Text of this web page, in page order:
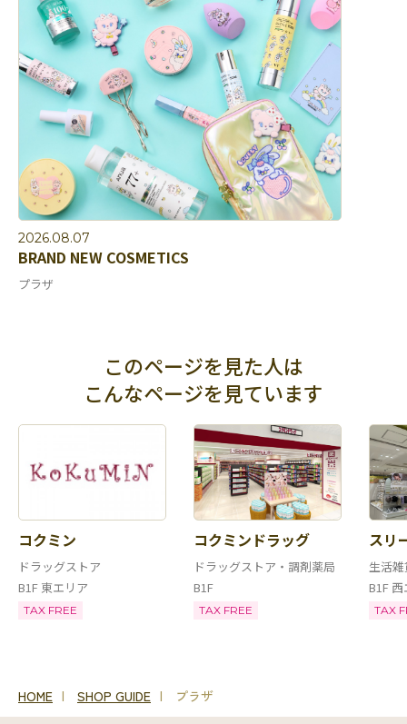
2026.08.07
BRAND NEW COSMETICS
プラザ
このページを見た人は
こんなページを見ています
コクミン
ドラッグストア
B1F 東エリア
TAX FREE
コクミンドラッグ
ドラッグストア・調剤薬局
B1F
TAX FREE
スリ
生活
B1F
TAX
HOME SHOP GUIDE プラザ